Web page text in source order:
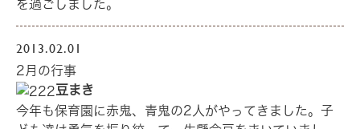
を過ごしました。
2013.02.01
2月の行事
豆まき
今年も保育園に赤鬼、青鬼の2人がやってきました。子